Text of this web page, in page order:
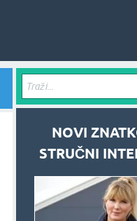
NOVI
STRUČNI